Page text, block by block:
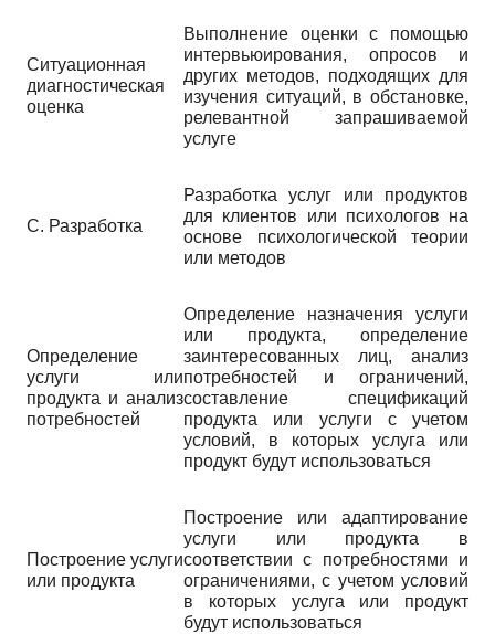
Ситуационная
диагностическая
оценка
Выполнение оценки с помощью
интервьюирования, опросов и
других методов, подходящих для
изучения ситуаций, в обстановке,
релевантной запрашиваемой
услуге
C. Разработка
Разработка услуг или продуктов
для клиентов или психологов на
основе психологической теории
или методов
Определение
услуги или
продукта и анализ
потребностей
Определение назначения услуги
или продукта, определение
заинтересованных лиц, анализ
потребностей и ограничений,
составление спецификаций
продукта или услуги с учетом
условий, в которых услуга или
продукт будут использоваться
Построение услуги
или продукта
Построение или адаптирование
услуги или продукта в
соответствии с потребностями и
ограничениями, с учетом условий
в которых услуга или продукт
будут использоваться